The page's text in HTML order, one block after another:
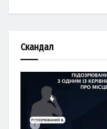
Скандал